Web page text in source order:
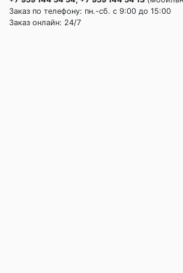
Заказ по телефону: пн.-сб. c 9:00 до 15:00
Заказ онлайн: 24/7